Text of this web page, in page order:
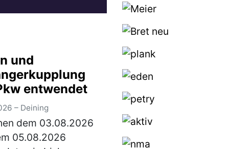
und
entwendet
– Deining
dem 03.08.2026
05.08.2026